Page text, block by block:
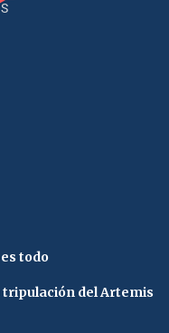
todo
del Artemis